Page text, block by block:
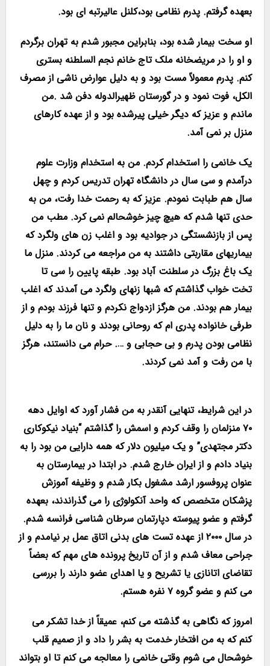
بعهده گرفتم. پدرم نظامی بود،کلنل عالیرتبه ای بود.
او سخت بیمار شده بود، بنابراین مجبور شدم به تهران برگردم
و او را در مریضخانه ملک تاج خانم نجم السلطنه بستری
کنم. پدرم معمولاً مست بود و به دلیل عوارض ناشی از مصرف
الکل، فوت نمود و در گورستان ظهیرالدوله دفن شد .من
ماندم و عزیز که دیگر خیلی پیرشده بود و از عهده کارهای
منزل بر نمی آمد.
یک خانمی را استخدام کردم. من به استخدام وزارت علوم
درآمدم و سی سال در دانشگاه تهران تدریس کردم و چهل
سال هم طبابت نمودم. عزیز که به رحمت خدا رفت، من به
حدی تنها شدم که هیچ چیز خوشحالم نمی کرد. مطب من
پس از بازنشستگی در جوادیه بود و اغلب زن های ولگرد که
بیماریهای مقاربتی داشتند به من مراجعه می کردند. منزل ما
یک باغ بزرگ در سلطنت آباد بود. طبقه پایین را سی تا
تخت خواب گذاشتم که شبها زنهای ولگرد می آمدند که اغلب
بیمار هم بودند. من هرگز ازدواج نکردم و تنها فرزند بودم و از
طرفی خانواده پدری ام که روحانی بودند و نان ما را به دلیل
نظامی بودن پدرم و بی حجابی و …. حرام می دانستند، هرگز
با من رفت و آمد نمی کردند.
در این شرایط، تنهایی آنقدر به من فشار آورد که اوایل دهه
۷۰ منزلمان را وقف کردم و اسمش را گذاشتم “بنیاد نیکوکاری
دکتر مجتهدی” و یک میلیون دلار که همه دارایی من بود را به
بنیاد دادم و از ایران خارج شدم. در ابتدا در بیمارستان به
عنوان پروفسور ارشد مشغول بکار شدم و وظیفه آموزش
پزشکان متخصص که واحد آنکولوژی را می گذراندند، بعهده
گرفتم و عضو پیوسته دپارتمان سرطان شناسی فرانسه شدم.
در سال ۲۰۰۰ از عهده تست های بدنی اتاق عمل بر نیامدم و از
جراحی معاف شدم و از آن تاریخ پرونده های مهم که بعضاً
تقاضای اتانازی یا تشریح و یا اهدای عضو دارند را بررسی
می کنم و عضو گروه ۷ نفره هستم.
امروز که نگاهی به گذشته می کنم، عمیقاً از خدا تشکر می
کنم که به من افتخار خدمت به بشر را داد و از صمیم قلب
خوشحال می شوم وقتی خانمی را معالجه می کنم تا او بتواند